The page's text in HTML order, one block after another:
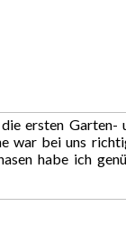
ersten Garten-
war bei uns
habe ich